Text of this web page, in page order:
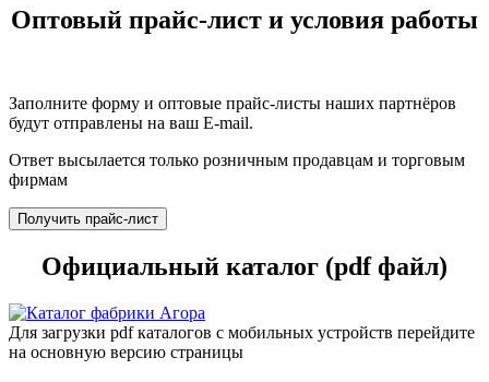
Оптовый прайс-лист и условия работы
Заполните форму и оптовые прайс-листы наших партнёров
будут отправлены на ваш E-mail.
Ответ высылается только розничным продавцам и торговым
фирмам
Получить прайс-лист
Официальный каталог (pdf файл)
Для загрузки pdf каталогов с мобильных устройств перейдите
на основную версию страницы